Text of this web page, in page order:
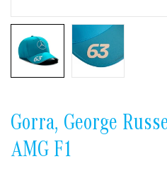
Gorra, George
AMG F1